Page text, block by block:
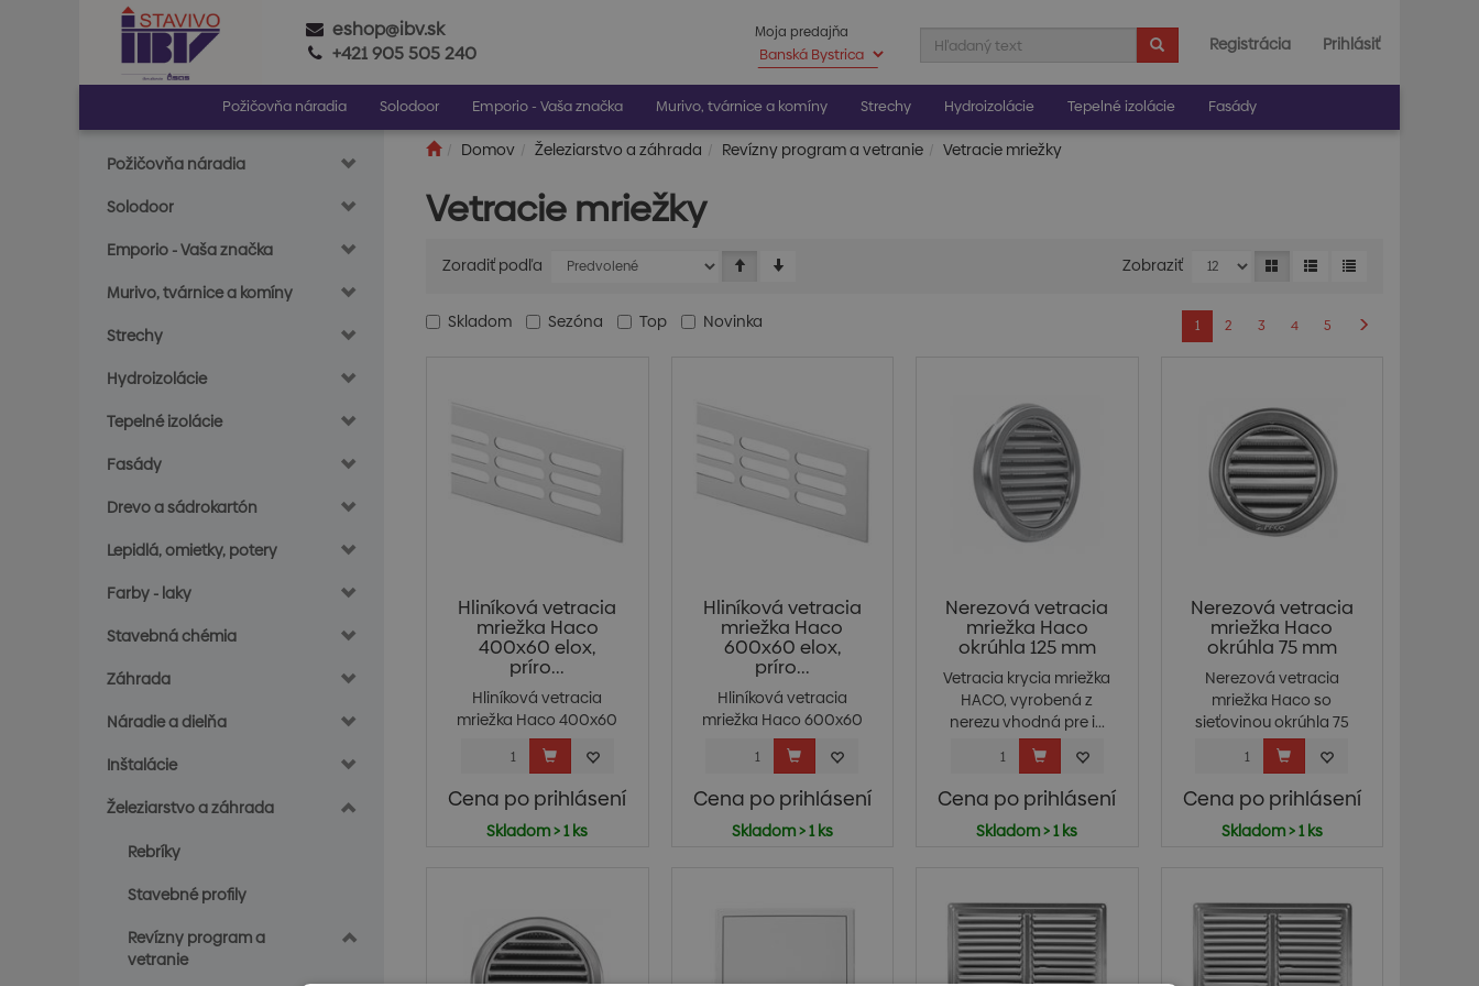
eshop@ibv.sk
+421 905 505 240
Registrácia Prihlásiť
Moja predajňa
Požičovňa náradia Solodoor Emporio - Vaša značka Murivo, tvárnice a komíny Strechy Hydroizolácie Tepelné izolácie Fasády
Požičovňa náradia
Solodoor
Emporio - Vaša značka
Murivo, tvárnice a komíny
Strechy
Hydroizolácie
Tepelné izolácie
Fasády
Drevo a sádrokartón
Lepidlá, omietky, potery
Farby - laky
Stavebná chémia
Záhrada
Náradie a dielňa
Inštalácie
Železiarstvo a záhrada
Rebríky
Stavebné profily
Revízny program a
vetranie
Domov Železiarstvo a záhrada Revízny program a vetranie Vetracie mriežky
Vetracie mriežky
Zoradiť podľa Zobraziť
Skladom Sezóna Top Novinka 1 2 3 4 5
Hliníková vetracia
mriežka Haco
400x60 elox,
príro...
Hliníková vetracia
mriežka Haco 400x60
elox, prírodná Uni...
Cena po prihlásení
Skladom > 1 ks
Hliníková vetracia
mriežka Haco
600x60 elox,
príro...
Hliníková vetracia
mriežka Haco 600x60
elox, prírodná Uni...
Cena po prihlásení
Skladom > 1 ks
Nerezová vetracia
mriežka Haco
okrúhla 125 mm
Vetracia krycia mriežka
HACO, vyrobená z
nerezu vhodná pre i...
Cena po prihlásení
Skladom > 1 ks
Nerezová vetracia
mriežka Haco
okrúhla 75 mm
Nerezová vetracia
mriežka Haco so
sieťovinou okrúhla 75
mm
Cena po prihlásení
Skladom > 1 ks